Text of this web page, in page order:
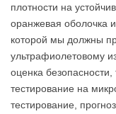
плотности на
оранжевая оболочка
которой мы должны
ультрафиолетовому
оценка безопасности,
тестирование на
тестирование,